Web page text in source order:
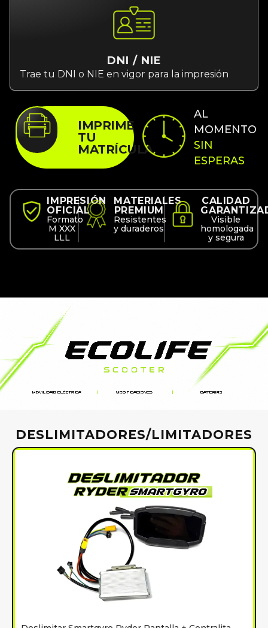
DNI / NIE
Trae tu DNI o NIE en vigor para la impresión
IMPRIME
TU
MATRÍCULA
AL
MOMENTO
SIN
ESPERAS
IMPRESIÓN
OFICIAL
Formato
M XXX
LLL
MATERIALES
PREMIUM
Resistentes
y duraderos
CALIDAD
Visible
homologada
y segura
DESLIMITADORES/LIMITADORES